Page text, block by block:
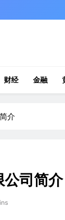
财经 金融
介
司简介